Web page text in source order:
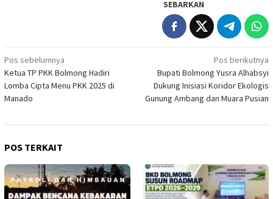
SEBARKAN
Navigasi
pos
Pos sebelumnya
Ketua TP PKK Bolmong Hadiri
Lomba Cipta Menu PKK 2025 di
Manado
Pos berikutnya
Bupati Bolmong Yusra Alhabsyi
Dukung Inisiasi Koridor Ekologis
Gunung Ambang dan Muara Pusian
POS TERKAIT